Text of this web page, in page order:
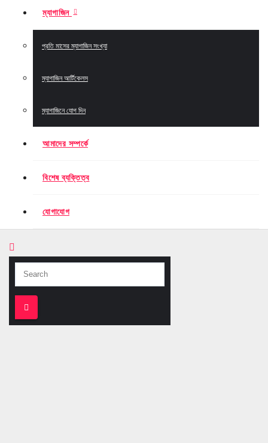
ম্যাগাজিন
প্রতি মাসের ম্যাগাজিন সংখ্যা
ম্যাগাজিন আর্টিকেলস
ম্যাগাজিনে যোগ দিন
আমাদের সম্পর্কে
বিশেষ ব্যক্তিত্ব
যোগাযোগ